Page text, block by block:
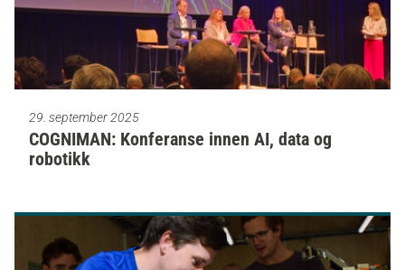
29. september 2025
COGNIMAN: Konferanse innen AI, data og
robotikk